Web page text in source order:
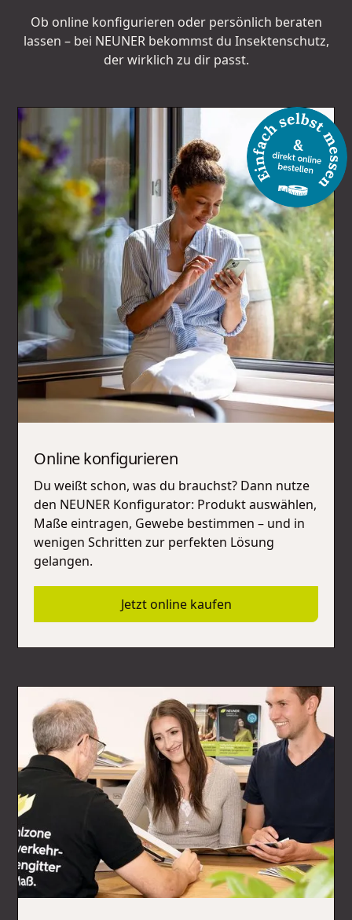
Ob online konfigurieren oder persönlich beraten
lassen – bei NEUNER bekommst du Insektenschutz,
der wirklich zu dir passt.
Online konfigurieren
Du weißt schon, was du brauchst? Dann nutze
den NEUNER Konfigurator: Produkt auswählen,
Maße eintragen, Gewebe bestimmen – und in
wenigen Schritten zur perfekten Lösung
gelangen.
Jetzt online kaufen